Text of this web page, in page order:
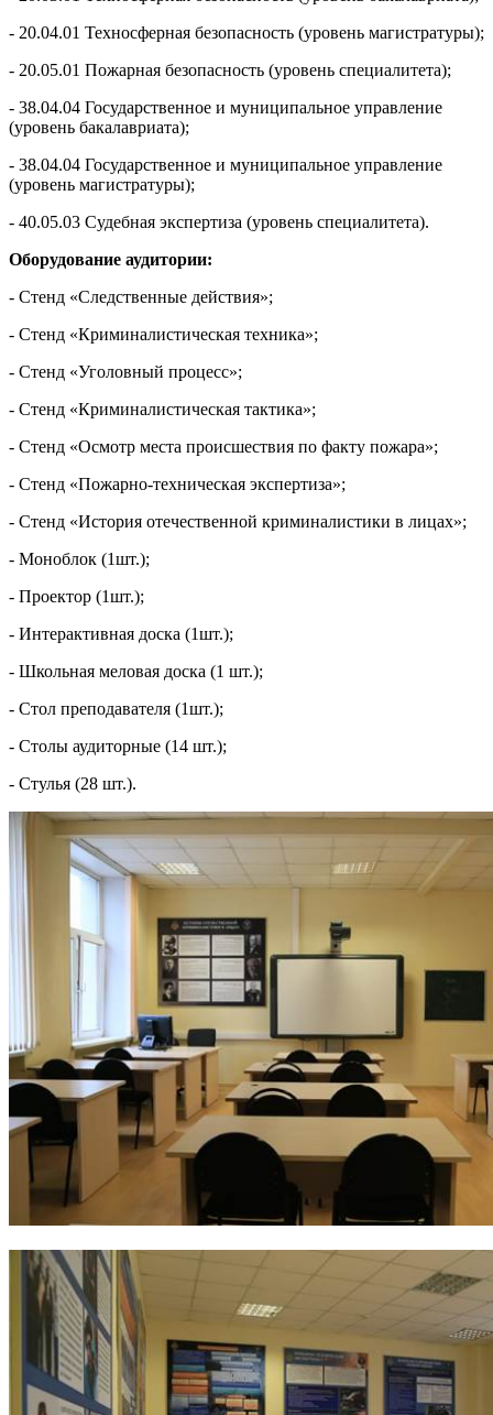
- 20.04.01 Техносферная безопасность (уровень магистратуры);
- 20.05.01 Пожарная безопасность (уровень специалитета);
- 38.04.04 Государственное и муниципальное управление
(уровень бакалавриата);
- 38.04.04 Государственное и муниципальное управление
(уровень магистратуры);
- 40.05.03 Судебная экспертиза (уровень специалитета).
Оборудование аудитории:
- Стенд «Следственные действия»;
- Стенд «Криминалистическая техника»;
- Стенд «Уголовный процесс»;
- Стенд «Криминалистическая тактика»;
- Стенд «Осмотр места происшествия по факту пожара»;
- Стенд «Пожарно-техническая экспертиза»;
- Стенд «История отечественной криминалистики в лицах»;
- Моноблок (1шт.);
- Проектор (1шт.);
- Интерактивная доска (1шт.);
- Школьная меловая доска (1 шт.);
- Стол преподавателя (1шт.);
- Столы аудиторные (14 шт.);
- Стулья (28 шт.).